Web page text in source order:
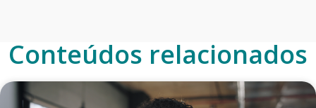
Conteúdos relacionados